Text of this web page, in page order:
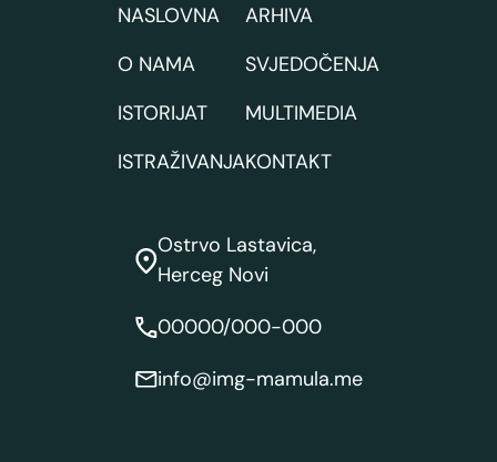
NASLOVNA
O NAMA
ISTORIJAT
ISTRAŽIVANJA
ARHIVA
SVJEDOČENJA
MULTIMEDIA
KONTAKT
Ostrvo Lastavica,
Herceg Novi
00000/000-000
info@img-mamula.me